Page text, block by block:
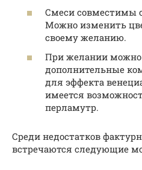
Смеси совместимы
Можно изменить
своему желанию.
При желании можно
дополнительные
для эффекта
имеется
перламутр.
Среди недостатков
встречаются следующие